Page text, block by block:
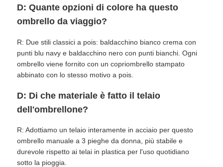
D: Quante opzioni di colore ha questo
ombrello da viaggio?
R: Due stili classici a pois: baldacchino bianco crema con
punti blu navy e baldacchino nero con punti bianchi. Ogni
ombrello viene fornito con un copriombrello stampato
abbinato con lo stesso motivo a pois.
D: Di che materiale è fatto il telaio
dell'ombrellone?
R: Adottiamo un telaio interamente in acciaio per questo
ombrello manuale a 3 pieghe da donna, più stabile e
durevole rispetto ai telai in plastica per l'uso quotidiano
sotto la pioggia.